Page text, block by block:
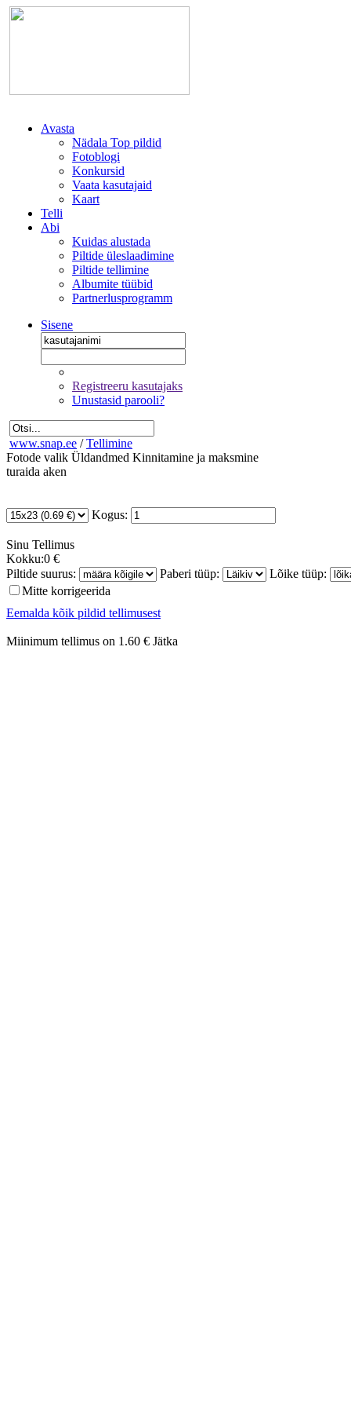
Avasta
Nädala Top pildid
Fotoblogi
Konkursid
Vaata kasutajaid
Kaart
Telli
Abi
Kuidas alustada
Piltide üleslaadimine
Piltide tellimine
Albumite tüübid
Partnerlusprogramm
Sisene
Registreeru kasutajaks
Unustasid parooli?
www.snap.ee / Tellimine
Fotode valik Üldandmed Kinnitamine ja maksmine
turaida aken
Kogus:
Sinu Tellimus
Kokku:0 €
Piltide suurus:
Paberi tüüp:
Lõike tüüp:
Mitte korrigeerida
Eemalda kõik pildid tellimusest
Miinimum tellimus on 1.60 € Jätka